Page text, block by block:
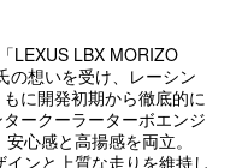
LEXUS LBX MORIZO
の想いを受け、レーシン
に開発初期から徹底的に
ークーラーターボエンジ
心感と高揚感を両立。
ンと上質な走りを維持し